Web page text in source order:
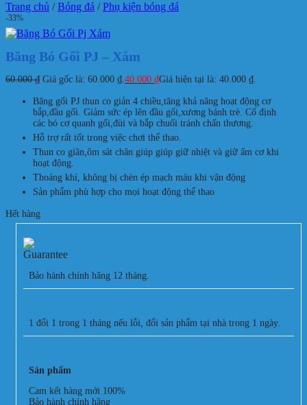
Trang chủ / Bóng đá / Phụ kiện bóng đá
-33%
Băng Bó Gối PJ – Xám
60.000₫ Giá gốc là: 60.000 ₫. 40.000 ₫Giá hiện tại là: 40.000 ₫.
Băng gối PJ thun co giản 4 chiều,tăng khả năng hoạt động cơ
bắp,đầu gối. Giảm sức ép lên đầu gối,xương bánh trè. Cố định
các bó cơ quanh gối,đùi và bắp chuối tránh chấn thương.
Hỗ trợ rất tốt trong việc chơi thể thao.
Thun co giãn,ôm sát chân giúp giúp giữ nhiệt và giữ ấm cơ khi
hoạt động.
Thoáng khí, không bị chèn ép mạch máu khi vận động
Sản phẩm phù hợp cho mọi hoạt động thể thao
Hết hàng
Bảo hành chính hãng 12 tháng.
1 đổi 1 trong 1 tháng nếu lỗi, đổi sản phẩm tại nhà trong 1 ngày.
Sản phẩm
Cam kết hàng mới 100%
Bảo hành chính hãng